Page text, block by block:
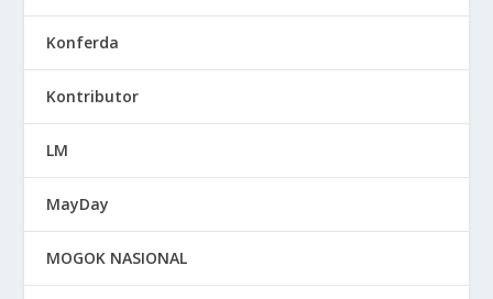
Konferda
Kontributor
LM
MayDay
MOGOK NASIONAL